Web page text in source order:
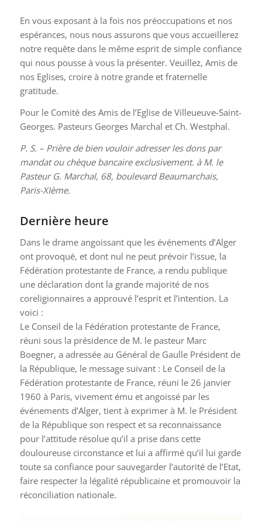
En vous exposant à la fois nos préoccupations et nos
espérances, nous nous assurons que vous accueillerez
notre requête dans le même esprit de simple confiance
qui nous pousse à vous la présenter. Veuillez, Amis de
nos Eglises, croire à notre grande et fraternelle
gratitude.
Pour le Comité des Amis de l’Eglise de Villeueuve-Saint-
Georges. Pasteurs Georges Marchal et Ch. Westphal.
P. S. – Prière de bien vouloir adresser les dons par
mandat ou chèque bancaire exclusivement. à M. le
Pasteur G. Marchal, 68, boulevard Beaumarchais,
Paris-XIème.
Dernière heure
Dans le drame angoissant que les événements d’Alger
ont provoqué, et dont nul ne peut prévoir l’issue, la
Fédération protestante de France, a rendu publique
une déclaration dont la grande majorité de nos
coreligionnaires a approuvé l’esprit et l’intention. La
voici :
Le Conseil de la Fédération protestante de France,
réuni sous la présidence de M. le pasteur Marc
Boegner, a adressée au Général de Gaulle Président de
la République, le message suivant : Le Conseil de la
Fédération protestante de France, réuni le 26 janvier
1960 à Paris, vivement ému et angoissé par les
événements d’Alger, tient à exprimer à M. le Président
de la République son respect et sa reconnaissance
pour l’attitude résolue qu’il a prise dans cette
douloureuse circonstance et lui a affirmé qu’il lui garde
toute sa confiance pour sauvegarder l’autorité de l’Etat,
faire respecter la légalité républicaine et promouvoir la
réconciliation nationale.